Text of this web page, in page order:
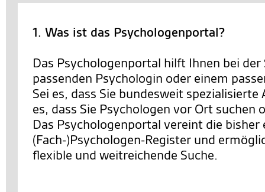
1. Was ist das Psychologenportal?
Das Psychologenportal hilft Ihnen bei der
passenden Psychologin oder einem
Sei es, dass Sie bundesweit spezialisierte
es, dass Sie Psychologen vor Ort suchen
Das Psychologenportal vereint die bisher
(Fach-)Psychologen-Register und
flexible und weitreichende Suche.